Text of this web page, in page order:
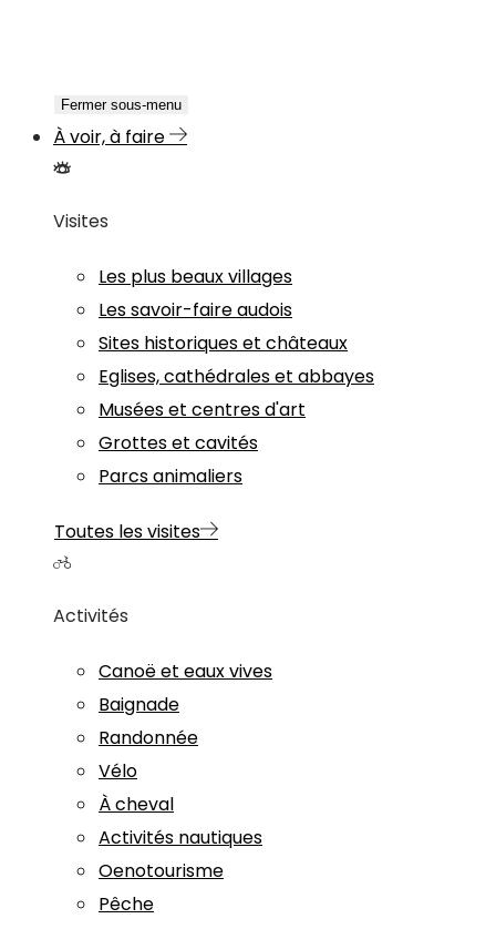
Fermer sous-menu
À voir, à faire
Visites
Les plus beaux villages
Les savoir-faire audois
Sites historiques et châteaux
Eglises, cathédrales et abbayes
Musées et centres d'art
Grottes et cavités
Parcs animaliers
Toutes les visites
Activités
Canoë et eaux vives
Baignade
Randonnée
Vélo
À cheval
Activités nautiques
Oenotourisme
Pêche